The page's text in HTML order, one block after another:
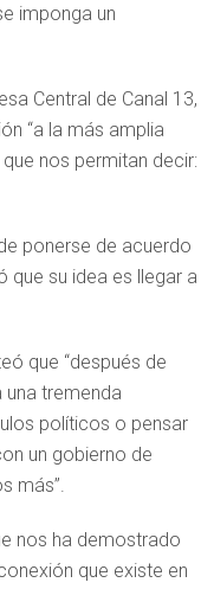
imponga un
Central de Canal 13,
“a la más amplia
nos permitan decir:
ponerse de acuerdo
que su idea es llegar a
que “después de
una tremenda
políticos o pensar
un gobierno de
más”.
nos ha demostrado
que existe en